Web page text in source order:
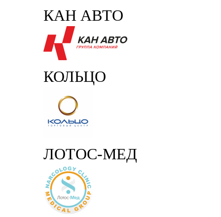
КАН АВТО
КОЛЬЦО
ЛОТОС-МЕД